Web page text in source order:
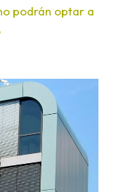
podrán optar a